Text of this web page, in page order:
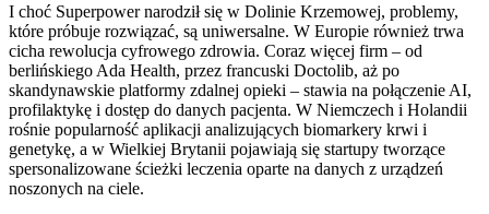
I choć Superpower narodził się w Dolinie Krzemowej, problemy,
które próbuje rozwiązać, są uniwersalne. W Europie również trwa
cicha rewolucja cyfrowego zdrowia. Coraz więcej firm – od
berlińskiego Ada Health, przez francuski Doctolib, aż po
skandynawskie platformy zdalnej opieki – stawia na połączenie AI,
profilaktykę i dostęp do danych pacjenta. W Niemczech i Holandii
rośnie popularność aplikacji analizujących biomarkery krwi i
genetykę, a w Wielkiej Brytanii pojawiają się startupy tworzące
spersonalizowane ścieżki leczenia oparte na danych z urządzeń
noszonych na ciele.